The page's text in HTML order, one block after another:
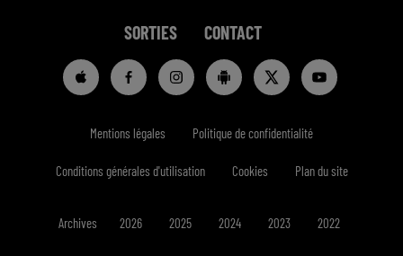
SORTIES CONTACT
Mentions légales Politique de confidentialité
Conditions générales d'utilisation Cookies Plan du site
Archives 2026 2025 2024 2023 2022